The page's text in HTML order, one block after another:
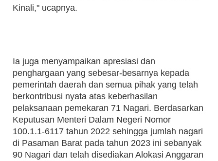
Kinali," ucapnya.
Ia juga menyampaikan apresiasi dan
penghargaan yang sebesar-besarnya kepada
pemerintah daerah dan semua pihak yang telah
berkontribusi nyata atas keberhasilan
pelaksanaan pemekaran 71 Nagari. Berdasarkan
Keputusan Menteri Dalam Negeri Nomor
100.1.1-6117 tahun 2022 sehingga jumlah nagari
di Pasaman Barat pada tahun 2023 ini sebanyak
90 Nagari dan telah disediakan Alokasi Anggaran